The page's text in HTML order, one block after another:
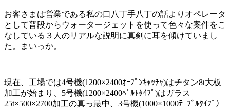
お客さまは営業である私の口八丁手八丁の話よりオペレータ
として普段からウォータージェットを使って色々な案件をこ
なしている３人のリアルな説明に真剣に耳を傾けていまし
た。まいっか。
現在、工場では4号機(1200×2400ｵｰﾌﾟﾝｷｬｯﾁｬ)はチタン8t大板
加工が始まり、5号機(1200×2400ﾍﾞﾙﾄﾀｲﾌﾟ)はガラス
25t×500×2700加工の真っ最中、3号機(1000×1000ﾃｰﾌﾞﾙﾀｲﾌﾟ）